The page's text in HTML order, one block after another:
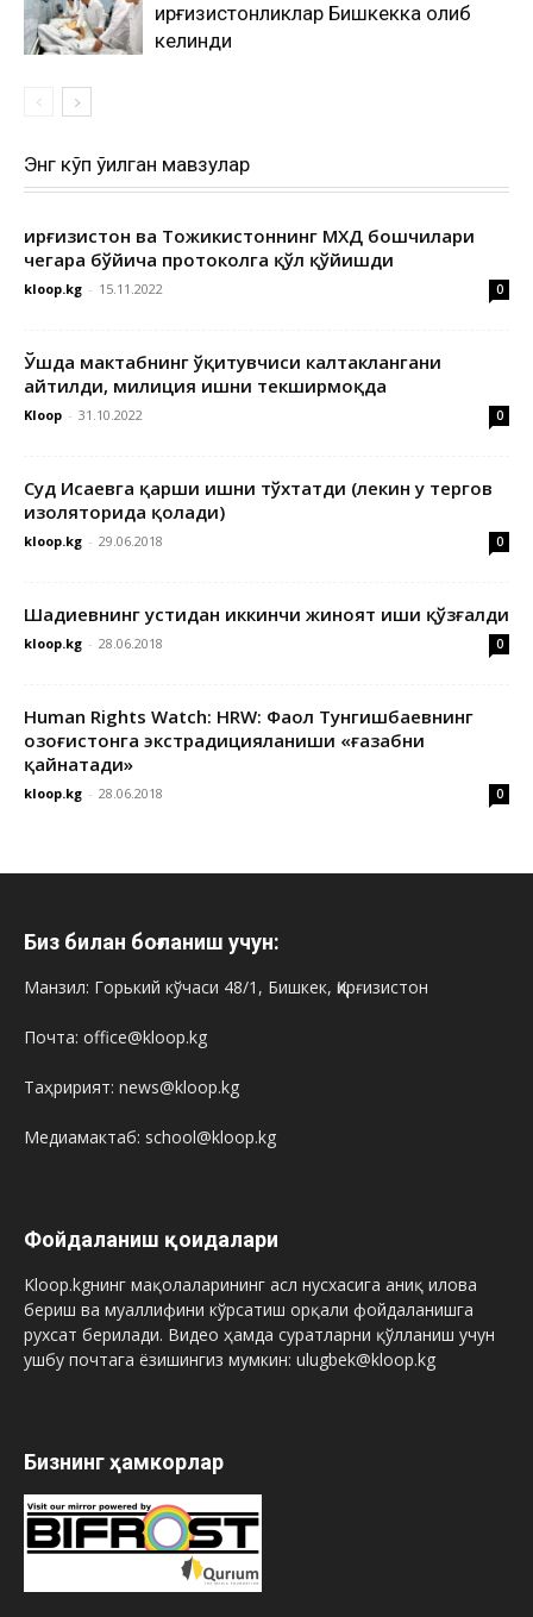
қирғизистонликлар Бишкекка олиб
келинди
Энг кўп ўқилган мавзулар
Қирғизистон ва Тожикистоннинг МХДҚ бошчилари
чегара бўйича протоколга қўл қўйишди
kloop.kg - 15.11.2022 0
Ўшда мактабнинг ўқитувчиси калтаклангани
айтилди, милиция ишни текширмоқда
Kloop - 31.10.2022 0
Суд Исаевга қарши ишни тўхтатди (лекин у тергов
изоляторида қолади)
kloop.kg - 29.06.2018 0
Шадиевнинг устидан иккинчи жиноят иши қўзғалди
kloop.kg - 28.06.2018 0
Human Rights Watch: HRW: Фаол Тунгишбаевнинг
Қозоғистонга экстрадицияланиши «ғазабни
қайнатади»
kloop.kg - 28.06.2018 0
Биз билан боғланиш учун:
Манзил: Горький кўчаси 48/1, Бишкек, Қирғизистон
Почта: office@kloop.kg
Таҳририят: news@kloop.kg
Медиамактаб: school@kloop.kg
Фойдаланиш қоидалари
Kloop.kgнинг мақолаларининг асл нусхасига аниқ илова
бериш ва муаллифини кўрсатиш орқали фойдаланишга
рухсат берилади. Видео ҳамда суратларни қўлланиш учун
ушбу почтага ёзишингиз мумкин: ulugbek@kloop.kg
Бизнинг ҳамкорлар